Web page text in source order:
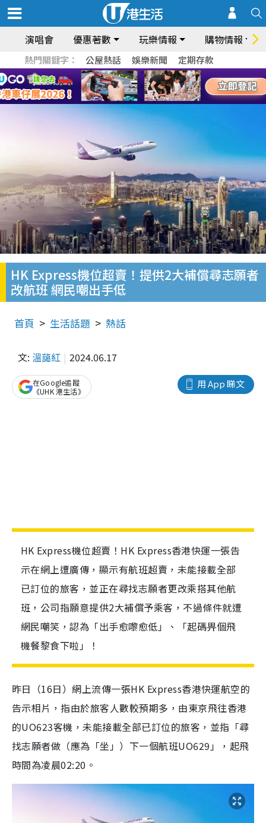
演唱會 優惠著數 玩樂情報 購物情報
熱門關鍵字： 公屋熱話 娛樂新聞 定期存款
HK Express機位超賣！提供2大補償尋志願者
改航班 網民嘲出手低
首頁 生活話題 熱話
文: 溫藹紅 2024.06.17
用 App 睇文
在Google追蹤
《UHK 港生活》
HK Express機位超賣！HK Express香港快運一張告
示在網上遭廣傳，顯示有航班超賣，未能接載全部
已訂位的旅客，並正在尋找志願者更改乘搭其他航
班，公司指願意提供2大補償予乘客，不過條件就遭
網民嘲笑，認為「出手愈嚟愈低」、「起碼畀個飛
機餐黎食下啦」！
昨日（16日）網上流傳一張HK Express香港快運航空的
告示相片，指由於旅客人數較預期多，由東京飛往香港
的UO623客機，未能接載全部已訂位的旅客，並指「尋
找志願者做（應為「坐」）下一個航班UO629」，起飛
時間為凌晨02:20。